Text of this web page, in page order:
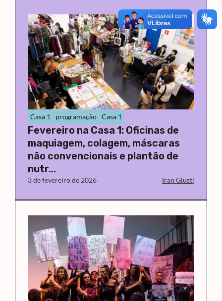
Casa 1 programação Casa 1
Fevereiro na Casa 1: Oficinas de
maquiagem, colagem, máscaras
não convencionais e plantão de
nutr...
3 de fevereiro de 2026 Iran Giusti